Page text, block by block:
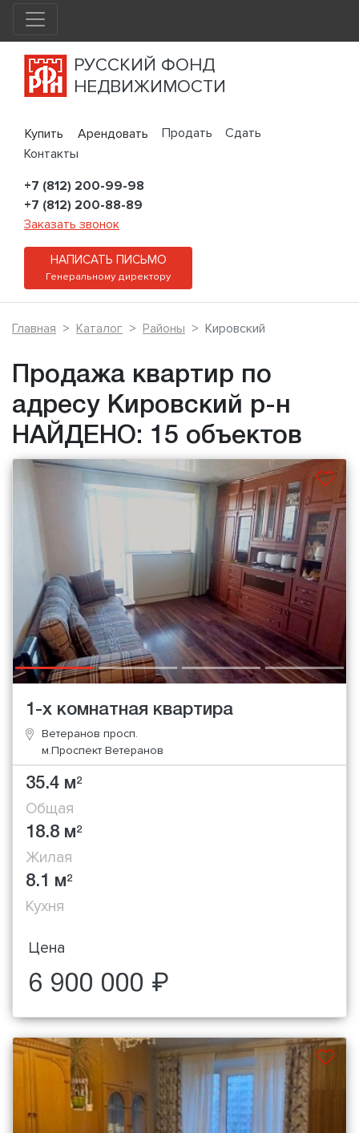
РУССКИЙ ФОНД
НЕДВИЖИМОСТИ
Купить Арендовать Продать
Сдать
Контакты
+7 (812) 200-99-98
+7 (812) 200-88-89
Заказать звонок
НАПИСАТЬ ПИСЬМО
Генеральному директору
Главная Каталог Районы Кировский
Продажа квартир по
адресу Кировский р-н
НАЙДЕНО: 15 объектов
1-х комнатная квартира
Ветеранов просп.
м.Проспект Ветеранов
35.4 м2
Общая
18.8 м2
Жилая
8.1 м2
Кухня
Цена
6 900 000 ₽